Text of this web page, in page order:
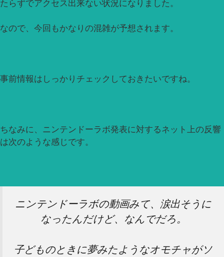
たらずでアクセス出来ない状況になりました。
なので、今回もかなりの混雑が予想されます。
事前情報はしっかりチェックしておきたいですね。
ちなみに、ニンテンドーラボ発表に対するネット上の反響
は次のような感じです。
ニンテンドーラボの動画みて、涙出そうに
なったんだけど、なんでだろ。
子どものときに夢みたようなオモチャがソ